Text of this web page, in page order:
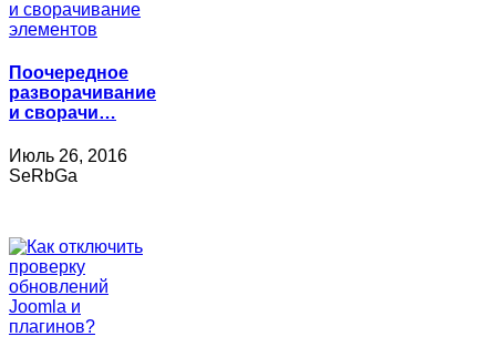
Поочередное
разворачивание
и сворачи…
Июль 26, 2016
SeRbGa